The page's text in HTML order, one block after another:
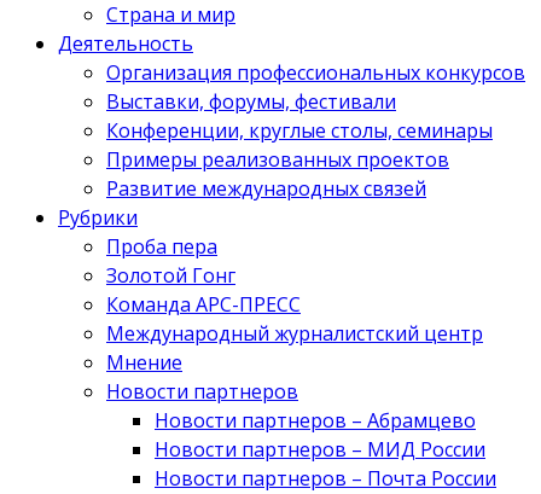
Страна и мир
Деятельность
Организация профессиональных конкурсов
Выставки, форумы, фестивали
Конференции, круглые столы, семинары
Примеры реализованных проектов
Развитие международных связей
Рубрики
Проба пера
Золотой Гонг
Команда АРС-ПРЕСС
Международный журналистский центр
Мнение
Новости партнеров
Новости партнеров – Абрамцево
Новости партнеров – МИД России
Новости партнеров – Почта России